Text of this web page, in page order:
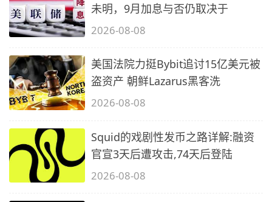
未明，9月加息与否仍取决于
2026-08-08
美国法院力挺Bybit追讨15亿美元被
盗资产 朝鲜Lazarus黑客洗
2026-08-08
Squid的戏剧性发币之路详解:融资
官宣3天后遭攻击,74天后登陆
2026-08-08